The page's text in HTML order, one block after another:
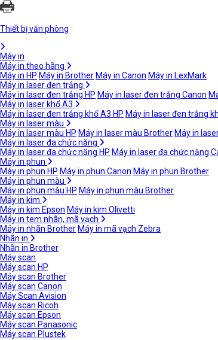
Thiết bị văn phòng
Máy in
Máy in theo hãng
Máy in HP Máy in Brother Máy in Canon Máy in LexMark
Máy in laser đen trắng
Máy in laser đen trắng HP Máy in laser đen trắng Canon
Máy in laser khổ A3
Máy in laser đen trắng khổ A3 HP Máy in laser đen trắng
Máy in laser màu
Máy in laser màu HP Máy in laser màu Brother Máy in
Máy in laser đa chức năng
Máy in laser đa chức năng HP Máy in laser đa chức năng
Máy in phun
Máy in phun HP Máy in phun Canon Máy in phun Brother
Máy in phun màu
Máy in phun màu HP Máy in phun màu Brother
Máy in kim
Máy in kim Epson Máy in kim Olivetti
Máy in tem nhãn, mã vạch
Máy in nhãn Brother Máy in mã vạch Zebra
Nhãn in
Nhãn in Brother
Máy scan
Máy scan HP
Máy scan Brother
Máy scan Canon
Máy Scan Avision
Máy scan Ricoh
Máy scan Epson
Máy scan Panasonic
Máy scan Plustek